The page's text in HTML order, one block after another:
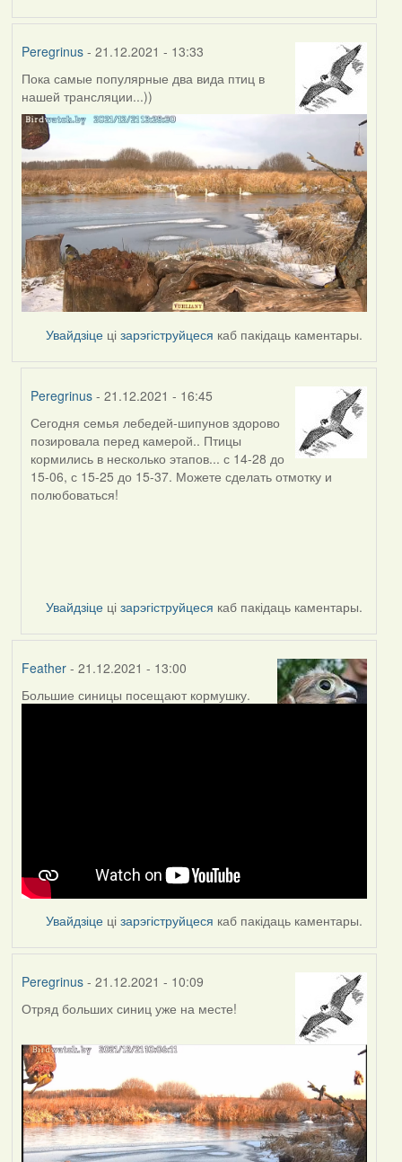
Peregrinus- 21.12.2021 - 13:33
Пока самые популярные два вида птиц в
нашей трансляции...))
Увайдзіце цізарэгіструйцеся каб пакідаць каментары.
Peregrinus - 21.12.2021 - 16:45
In
reply
to
by
Peregrinus
Сегодня семья лебедей-шипунов здорово
позировала перед камерой.. Птицы
кормились в несколько этапов... с 14-28 до
15-06, с 15-25 до 15-37. Можете сделать отмотку и
полюбоваться!
Увайдзіце цізарэгіструйцеся каб пакідаць каментары.
Feather- 21.12.2021 - 13:00
Большие синицы посещают кормушку.
Увайдзіце цізарэгіструйцеся каб пакідаць каментары.
Peregrinus- 21.12.2021 - 10:09
Отряд больших синиц уже на месте!